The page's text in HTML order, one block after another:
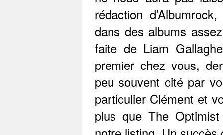
rédaction
dans des albums
faite de Liam
premier chez vous,
peu souvent cité par
particulier Clément et
plus que The